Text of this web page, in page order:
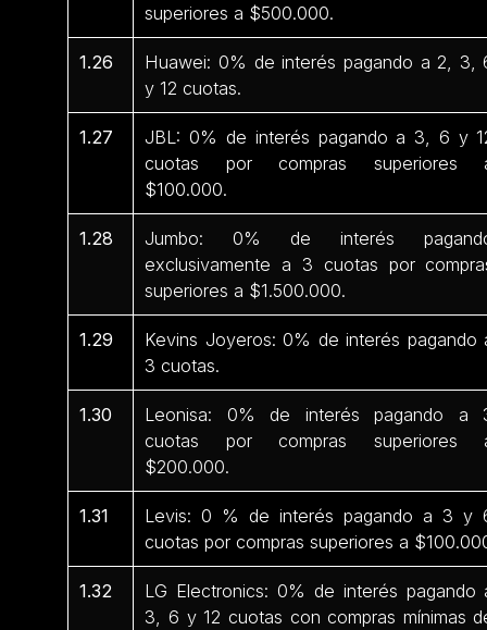
superiores a $500.000.
1.26
Huawei: 0% de interés pagando a 2, 3,
y 12 cuotas.
1.27
JBL: 0% de interés pagando a 3, 6 y
cuotas por compras superiores
$100.000.
1.28
Jumbo: 0% de interés
exclusivamente a 3 cuotas por
superiores a $1.500.000.
1.29
Kevins Joyeros: 0% de interés pagando
3 cuotas.
1.30
Leonisa: 0% de interés pagando a
cuotas por compras superiores
$200.000.
1.31
Levis: 0 % de interés pagando a 3 y
cuotas por compras superiores a
1.32
LG Electronics: 0% de interés pagando
3, 6 y 12 cuotas con compras mínimas